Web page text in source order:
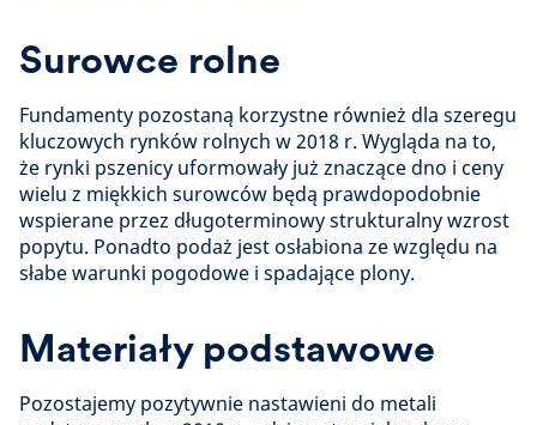
Surowce rolne
Fundamenty pozostaną korzystne również dla szeregu
kluczowych rynków rolnych w 2018 r. Wygląda na to,
że rynki pszenicy uformowały już znaczące dno i ceny
wielu z miękkich surowców będą prawdopodobnie
wspierane przez długoterminowy strukturalny wzrost
popytu. Ponadto podaż jest osłabiona ze względu na
słabe warunki pogodowe i spadające plony.
Materiały podstawowe
Pozostajemy pozytywnie nastawieni do metali